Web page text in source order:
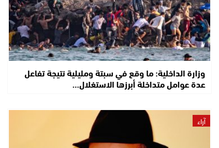
وزارة الداخلية: ما وقع في سبتة ومليلية نتيجة تفاعل
عدة عوامل متداخلة أبرزها الاستغلال…
آراء